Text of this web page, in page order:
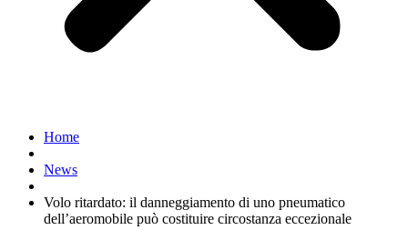
Home
News
Volo ritardato: il danneggiamento di uno pneumatico
dell’aeromobile può costituire circostanza eccezionale